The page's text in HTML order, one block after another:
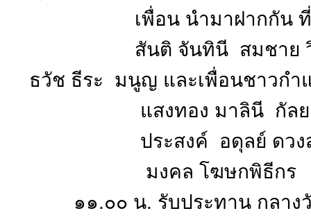
เพื่อน นำมาฝากกัน ที่ห้อ
สันติ จันทินี สมชาย วิบูลย์
ธวัช ธีระ มนูญ และเพื่อนชาวกำ
แสงทอง มาลินี กัลยา รับ
ประสงค์ อดุลย์ ดวงสุว
มงคล โฆษกพิธีกร
๑๑.๐๐ น. รับประทาน กลางวั